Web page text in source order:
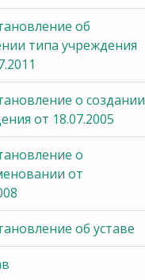
об
типа учреждения
о создании
от 18.07.2005
о
от
об уставе